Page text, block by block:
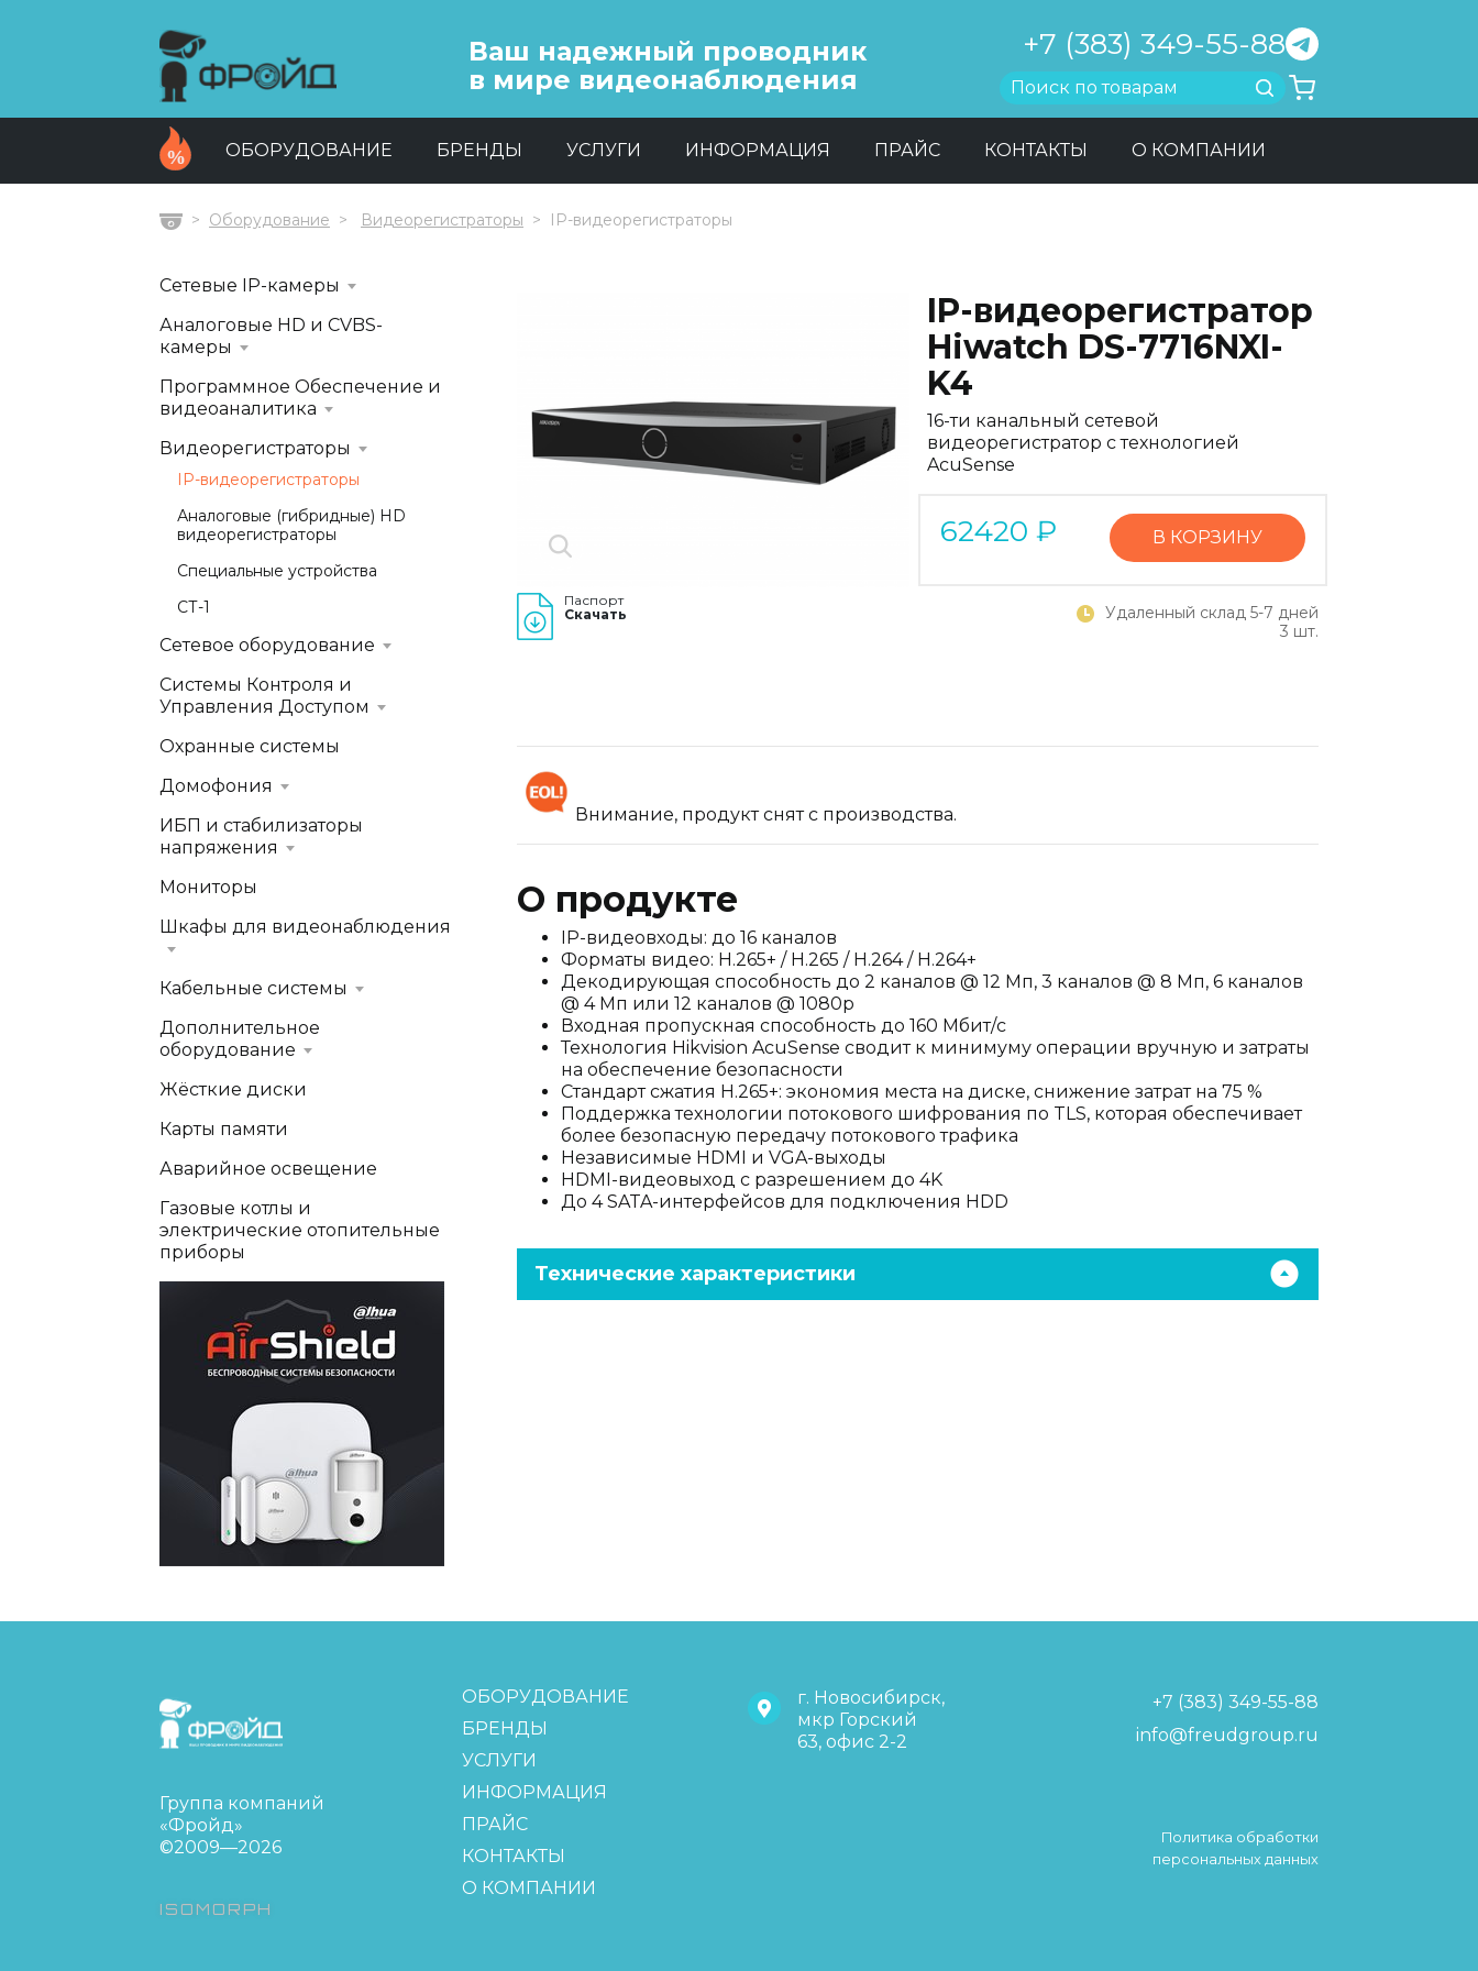
Ваш надежный проводник
в мире видеонаблюдения
+7 (383) 349-55-88
Найти
ОБОРУДОВАНИЕ БРЕНДЫ УСЛУГИ ИНФОРМАЦИЯ ПРАЙС КОНТАКТЫ О КОМПАНИИ
ГлавнаяОборудование Видеорегистраторы IP-видеорегистраторы
Паспорт
Скачать
IP-видеорегистратор
Hiwatch DS-7716NXI-
K4
16-ти канальный сетевой
видеорегистратор с технологией
AcuSense
62420 ₽ В КОРЗИНУ
Удаленный склад 5-7 дней
3 шт.
Внимание, продукт снят с производства.
О продукте
IP-видеовходы: до 16 каналов
Форматы видео: H.265+ / H.265 / H.264 / H.264+
Декодирующая способность до 2 каналов @ 12 Мп, 3 каналов @ 8 Мп, 6 каналов
@ 4 Мп или 12 каналов @ 1080p
Входная пропускная способность до 160 Мбит/с
Технология Hikvision AcuSense сводит к минимуму операции вручную и затраты
на обеспечение безопасности
Стандарт сжатия H.265+: экономия места на диске, снижение затрат на 75 %
Поддержка технологии потокового шифрования по TLS, которая обеспечивает
более безопасную передачу потокового трафика
Независимые HDMI и VGA-выходы
HDMI-видеовыход с разрешением до 4K
До 4 SATA-интерфейсов для подключения HDD
Технические характеристики
Сетевые IP-камеры
Аналоговые HD и CVBS-
камеры
Программное Обеспечение и
видеоаналитика
Видеорегистраторы
IP-видеорегистраторы
Аналоговые (гибридные) HD
видеорегистраторы
Специальные устройства
СТ-1
Сетевое оборудование
Системы Контроля и
Управления Доступом
Охранные системы
Домофония
ИБП и стабилизаторы
напряжения
Мониторы
Шкафы для видеонаблюдения
Кабельные системы
Дополнительное
оборудование
Жёсткие диски
Карты памяти
Аварийное освещение
Газовые котлы и
электрические отопительные
приборы
FreudGroup
Группа компаний
«Фройд»
©2009—2026
ISOMORPH
ОБОРУДОВАНИЕ
БРЕНДЫ
УСЛУГИ
ИНФОРМАЦИЯ
ПРАЙС
КОНТАКТЫ
О КОМПАНИИ
г. Новосибирск,
мкр Горский
63, офис 2-2
+7 (383) 349-55-88
info@freudgroup.ru
Политика обработки
персональных данных